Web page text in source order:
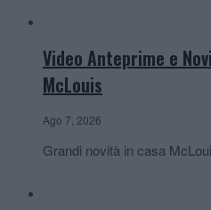
Video Anteprime e
McLouis
Ago 7, 2026
Grandi novità in casa